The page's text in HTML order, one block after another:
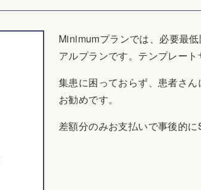
Minimumプランでは、必要最
アルプランです。テンプレー
集患に困っておらず、患者さ
お勧めです。
差額分のみお支払いで事後的